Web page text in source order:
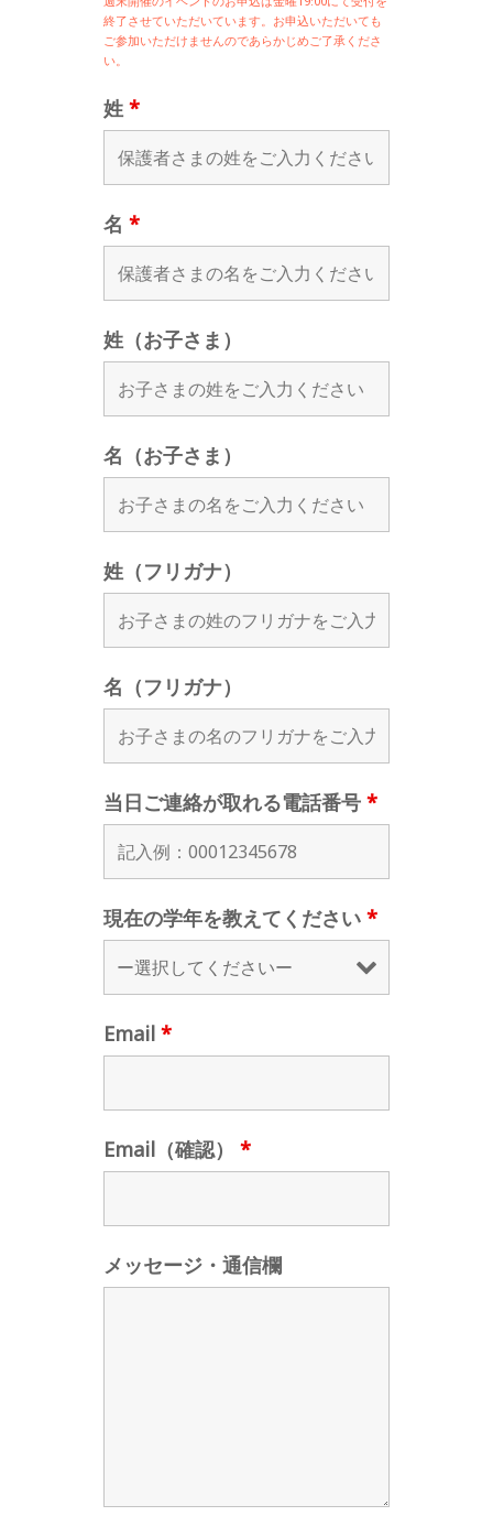
終了させていただいています。お申込いただいても
ご参加いただけませんのであらかじめご了承くださ
い。
姓 *
名 *
姓（お子さま）
名（お子さま）
姓（フリガナ）
名（フリガナ）
当日ご連絡が取れる電話番号 *
現在の学年を教えてください *
Email *
Email（確認） *
メッセージ・通信欄